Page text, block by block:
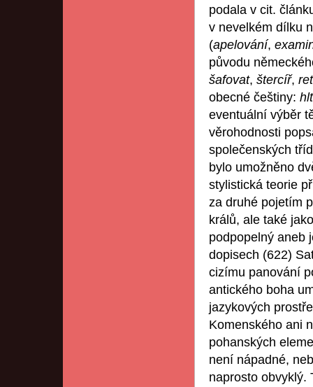
podala v cit.
v nevelkém dílku
(apelování,
původu
šafovat, štercíř,
obecné češtiny:
eventuální výběr
věrohodnosti
společenských
bylo umožněno
stylistická teorie
za druhé pojetím
králů, ale také
podpopelný aneb
dopisech (622)
cizímu panování
antického boha
jazykových
Komenského ani
pohanských
není nápadné,
naprosto obvyklý.